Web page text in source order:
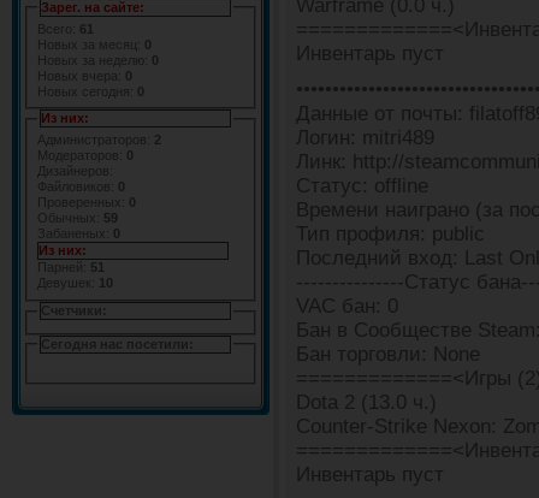
Зарег. на сайте:
Всего: 61
Новых за месяц: 0
Новых за неделю: 0
Новых вчера: 0
Новых сегодня: 0
Из них:
Администраторов: 2
Модераторов: 0
Дизайнеров:
Файловиков: 0
Проверенных: 0
Обычных: 59
Забаненых: 0
Из них:
Парней: 51
Девушек:
10
Счетчики:
Сегодня нас посетили:
Warframe (0.0 ч.)
Инвентарь пуст
Данные от почты:
Логин: mitri489
Линк: http://
Статус: offline
Времени наиграно (за
Тип профиля: public
Последний вход: Last
---------------Статус
VAC бан: 0
Бан в Сообществе
Бан торговли: None
=============<Игры
Dota 2 (13.0 ч.)
Counter-Strike Nexon:
Инвентарь пуст